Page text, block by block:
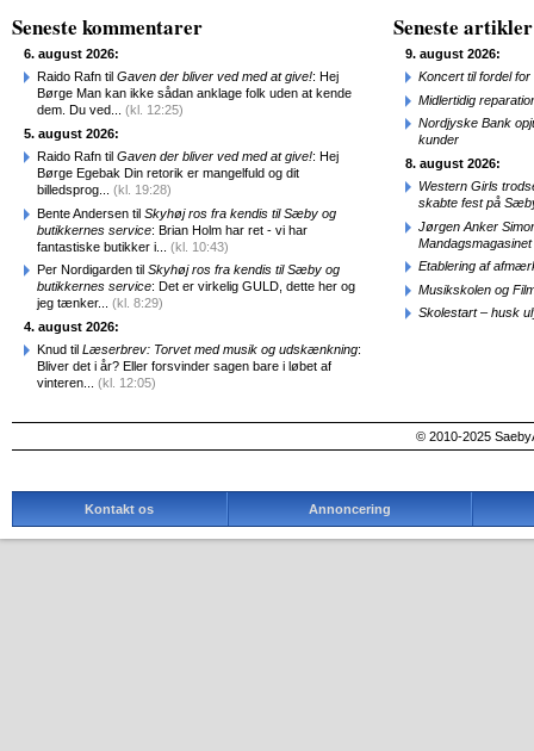
Seneste kommentarer
6. august 2026:
Raido Rafn til Gaven der bliver ved med at give!: Hej
Børge Man kan ikke sådan anklage folk uden at kende
dem. Du ved... (kl. 12:25)
5. august 2026:
Raido Rafn til Gaven der bliver ved med at give!: Hej
Børge Egebak Din retorik er mangelfuld og dit
billedsprog... (kl. 19:28)
Bente Andersen til Skyhøj ros fra kendis til Sæby og
butikkernes service: Brian Holm har ret - vi har
fantastiske butikker i... (kl. 10:43)
Per Nordigarden til Skyhøj ros fra kendis til Sæby og
butikkernes service: Det er virkelig GULD, dette her og
jeg tænker... (kl. 8:29)
4. august 2026:
Knud til Læserbrev: Torvet med musik og udskænkning:
Bliver det i år? Eller forsvinder sagen bare i løbet af
vinteren... (kl. 12:05)
Seneste artikler
9. august 2026:
Koncert til fordel
Midlertidig
Nordjyske Bank
kunder
8. august 2026:
Western Girls
skabte fest på
Jørgen Anker
Mandagsmagasinet
Etablering af
Musikskolen og
Skolestart – husk
© 2010-2025
Kontakt os Annoncering